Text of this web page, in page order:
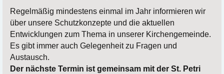
Regelmäßig mindestens einmal im Jahr informieren wir
über unsere Schutzkonzepte und die aktuellen
Entwicklungen zum Thema in unserer Kirchengemeinde.
Es gibt immer auch Gelegenheit zu Fragen und
Austausch.
Der nächste Termin ist gemeinsam mit der St. Petri